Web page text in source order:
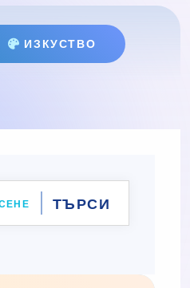
ИЗКУСТВО